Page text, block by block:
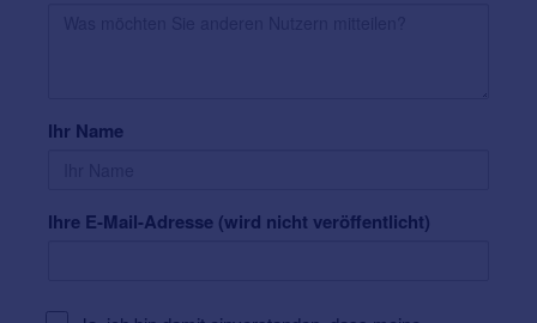
Ihr Name
Ihre E-Mail-Adresse (wird nicht veröffentlicht)